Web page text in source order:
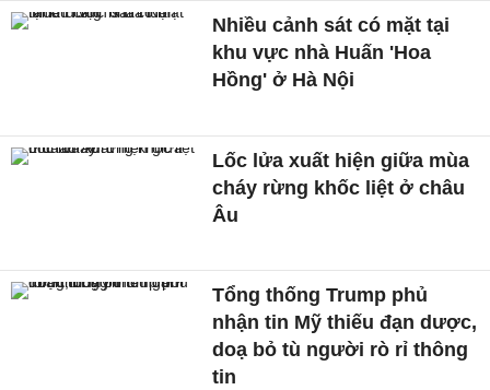
Nhiều cảnh sát có mặt tại
khu vực nhà Huấn 'Hoa
Hồng' ở Hà Nội
Lốc lửa xuất hiện giữa mùa
cháy rừng khốc liệt ở châu
Âu
Tổng thống Trump phủ
nhận tin Mỹ thiếu đạn dược,
doạ bỏ tù người rò rỉ thông
tin